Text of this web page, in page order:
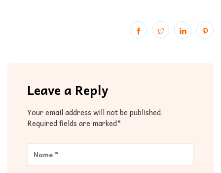
Leave a Reply
Your email address will not be published.
Required fields are marked*